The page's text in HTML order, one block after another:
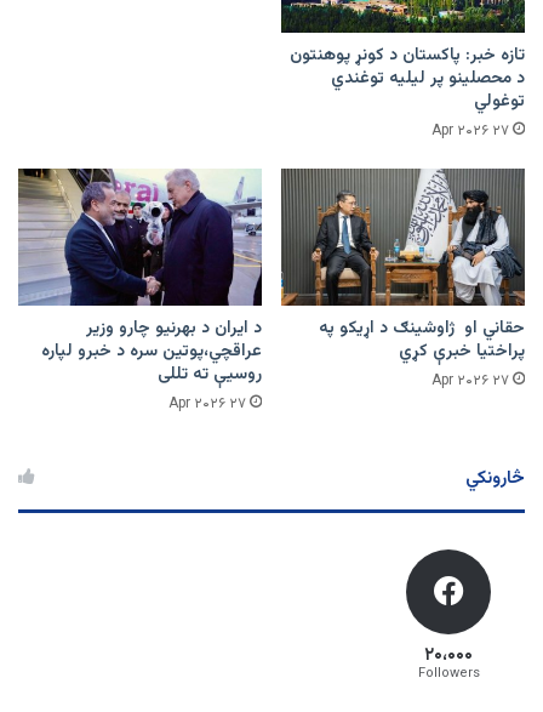
تازه خبر: پاکستان د کونړ پوهنتون
د محصلینو پر لیلیه توغندي
توغولي
۲۷ Apr ۲۰۲۶
حقاني او ژاوشینګ د اړیکو په
پراختیا خبرې کړي
۲۷ Apr ۲۰۲۶
د ایران د بهرنیو چارو وزیر
عراقچي،پوتین سره د خبرو لپاره
روسیې ته تللی
۲۷ Apr ۲۰۲۶
څارونکي
۲۰،۰۰۰
Followers